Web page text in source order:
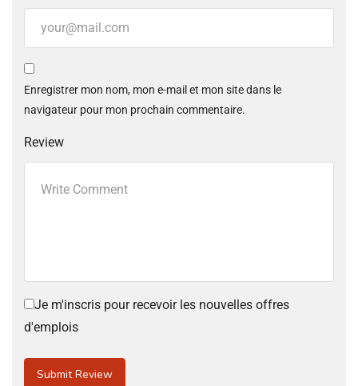
Enregistrer mon nom, mon e-mail et mon site dans le
navigateur pour mon prochain commentaire.
Review
Je m'inscris pour recevoir les nouvelles offres
d'emplois